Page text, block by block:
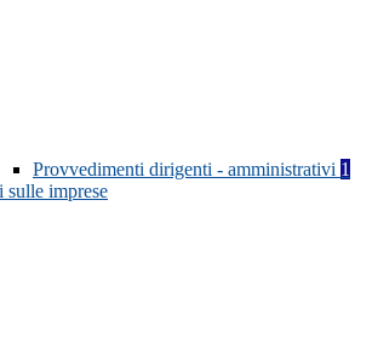
Provvedimenti dirigenti - amministrativi 1
sulle imprese